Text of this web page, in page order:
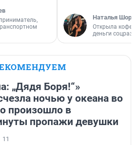
Наталья
Открыла
деньги
„Дядя Боря!“»
ночью у океана во
произошло в
пропажи девушки
11